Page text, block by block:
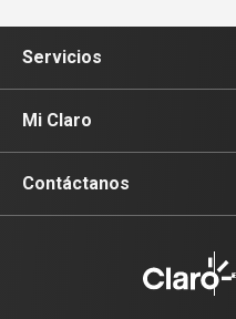
Servicios
Servicios Móviles
Servicios Hogar
Mi Claro
Inicio de Sesión
Contáctanos